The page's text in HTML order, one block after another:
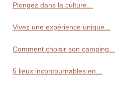
Plongez dans la culture...
Vivez une expérience unique...
Comment choisir son camping...
5 lieux incontournables en...